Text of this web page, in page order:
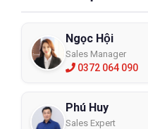
Ngọc Hội
Sales Manager
0372 064 090
Phú Huy
Sales Expert